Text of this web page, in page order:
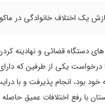
در اجرای سیاست های دستگاه
بود، انجام پذیرفت و با
با رفع اختلافات عمیق